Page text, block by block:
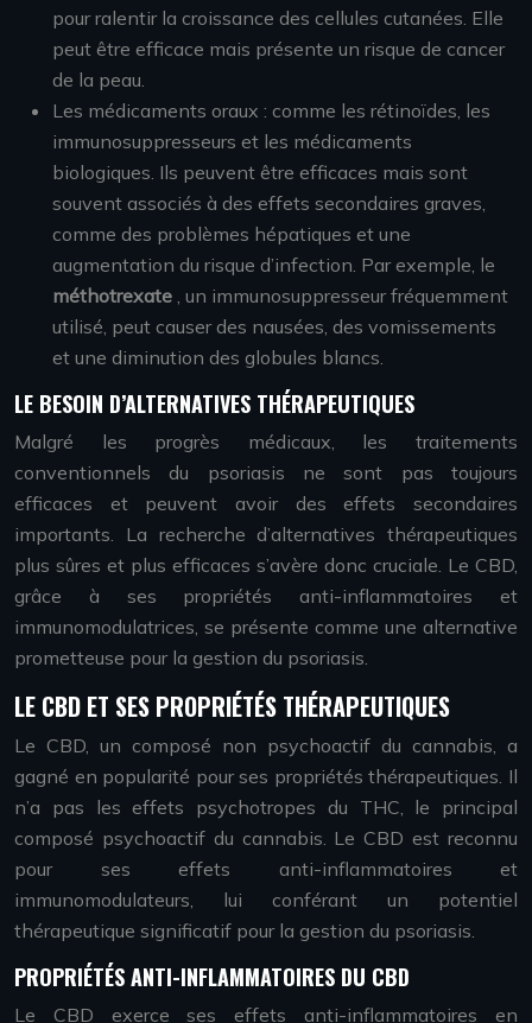
pour ralentir la croissance des cellules cutanées. Elle
peut être efficace mais présente un risque de cancer
de la peau.
Les médicaments oraux : comme les rétinoïdes, les
immunosuppresseurs et les médicaments
biologiques. Ils peuvent être efficaces mais sont
souvent associés à des effets secondaires graves,
comme des problèmes hépatiques et une
augmentation du risque d’infection. Par exemple, le
méthotrexate , un immunosuppresseur fréquemment
utilisé, peut causer des nausées, des vomissements
et une diminution des globules blancs.
LE BESOIN D’ALTERNATIVES THÉRAPEUTIQUES
Malgré les progrès médicaux, les traitements
conventionnels du psoriasis ne sont pas toujours
efficaces et peuvent avoir des effets secondaires
importants. La recherche d’alternatives thérapeutiques
plus sûres et plus efficaces s’avère donc cruciale. Le CBD,
grâce à ses propriétés anti-inflammatoires et
immunomodulatrices, se présente comme une alternative
prometteuse pour la gestion du psoriasis.
LE CBD ET SES PROPRIÉTÉS THÉRAPEUTIQUES
Le CBD, un composé non psychoactif du cannabis, a
gagné en popularité pour ses propriétés thérapeutiques. Il
n’a pas les effets psychotropes du THC, le principal
composé psychoactif du cannabis. Le CBD est reconnu
pour ses effets anti-inflammatoires et
immunomodulateurs, lui conférant un potentiel
thérapeutique significatif pour la gestion du psoriasis.
PROPRIÉTÉS ANTI-INFLAMMATOIRES DU CBD
Le CBD exerce ses effets anti-inflammatoires en